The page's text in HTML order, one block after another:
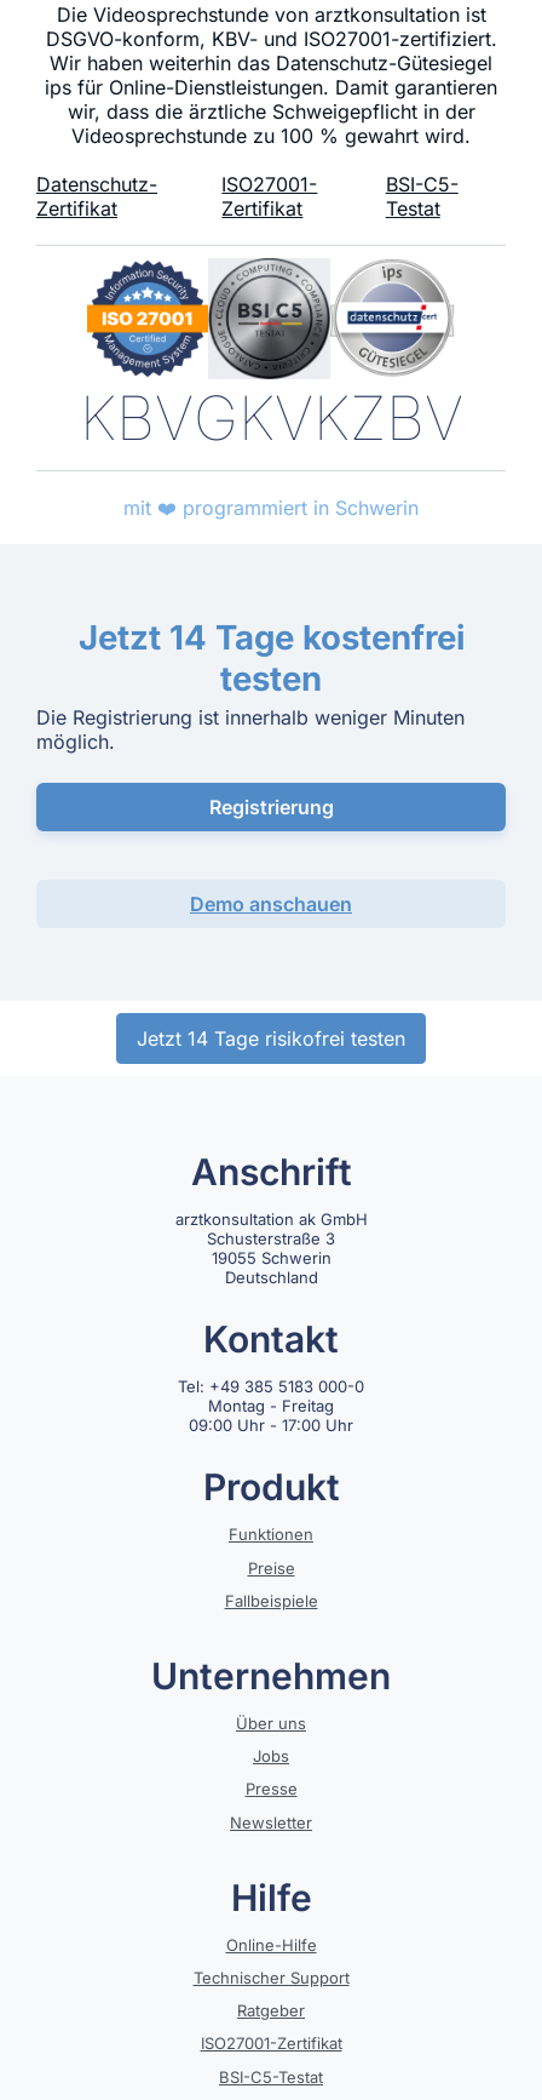
Die Videosprechstunde von arztkonsultation ist
DSGVO-konform, KBV- und ISO27001-zertifiziert.
Wir haben weiterhin das Datenschutz-Gütesiegel
ips für Online-Dienstleistungen. Damit garantieren
wir, dass die ärztliche Schweigepflicht in der
Videosprechstunde zu 100 % gewahrt wird.
Datenschutz-
Zertifikat
ISO27001-
Zertifikat
BSI-C5-
Testat
KBVGKVKZBV
mit ❤️ programmiert in Schwerin
Jetzt 14 Tage kostenfrei
testen
Die Registrierung ist innerhalb weniger Minuten
möglich.
Registrierung
Demo anschauen
Jetzt 14 Tage risikofrei testen
Anschrift
arztkonsultation ak GmbH
Schusterstraße 3
19055 Schwerin
Deutschland
Kontakt
Tel: +49 385 5183 000-0
Montag - Freitag
09:00 Uhr - 17:00 Uhr
Produkt
Funktionen
Preise
Fallbeispiele
Unternehmen
Über uns
Jobs
Presse
Newsletter
Hilfe
Online-Hilfe
Technischer Support
Ratgeber
ISO27001-Zertifikat
BSI-C5-Testat